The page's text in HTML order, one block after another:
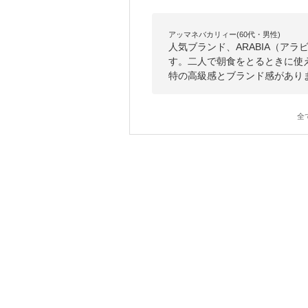
アッマネバカリィー(60代・男性)
人気ブランド、ARABIA（アラ
す。二人で朝食をとるときに
特の高級感とブランド感があ
全